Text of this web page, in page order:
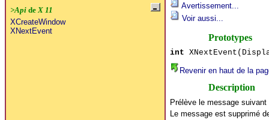
>Apide X 11
XCreateWindow
XNextEvent
Avertissement...
Voir aussi...
Prototypes
int
Revenir en haut de la
Description
Prélève le message
Le message est supprimé